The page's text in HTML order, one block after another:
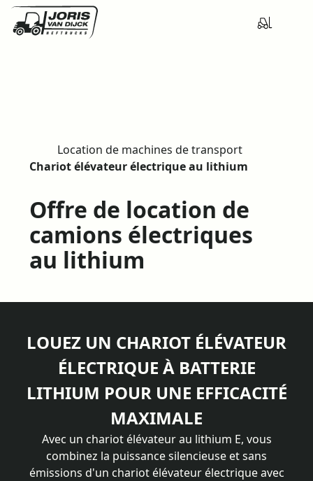
o
e
Location de machines de transport
Chariot élévateur électrique au lithium
Offre de location de
camions électriques
au lithium
LOUEZ UN CHARIOT ÉLÉVATEUR
ÉLECTRIQUE À BATTERIE
LITHIUM POUR UNE EFFICACITÉ
MAXIMALE
Avec un chariot élévateur au lithium E, vous
combinez la puissance silencieuse et sans
émissions d'un chariot élévateur électrique avec